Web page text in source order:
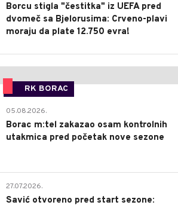
Borcu stigla "čestitka" iz UEFA pred
dvomeč sa Bjelorusima: Crveno-plavi
moraju da plate 12.750 evra!
RK BORAC
05.08.2026.
Borac m:tel zakazao osam kontrolnih
utakmica pred početak nove sezone
27.07.2026.
Savić otvoreno pred start sezone: